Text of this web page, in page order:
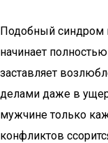
Подобный синдром
начинает
заставляет
делами даже в
мужчине только
конфликтов